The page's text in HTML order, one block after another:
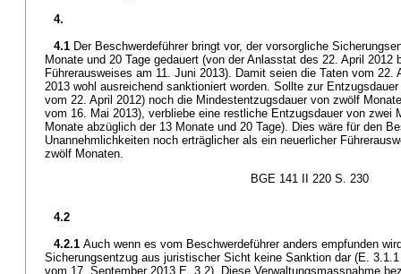
4.
4.1 Der Beschwerdeführer bringt vor, der vorsorgliche
Monate und 20 Tage gedauert (von der Anlasstat des 22. April 2012
Führerausweises am 11. Juni 2013). Damit seien die Taten vom 22.
2013 wohl ausreichend sanktioniert worden. Sollte zur
vom 22. April 2012) noch die Mindestentzugsdauer von zwölf
vom 16. Mai 2013), verbliebe eine restliche Entzugsdauer von zwei
Monate abzüglich der 13 Monate und 20 Tage). Dies wäre für den
Unannehmlichkeiten noch erträglicher als ein neuerlicher
zwölf Monaten.
BGE 141 II 220 S. 230
4.2
4.2.1 Auch wenn es vom Beschwerdeführer anders empfunden
Sicherungsentzug aus juristischer Sicht keine Sanktion dar (E.
vom 17. September 2013 E. 3.2). Diese Verwaltungsmassnahme